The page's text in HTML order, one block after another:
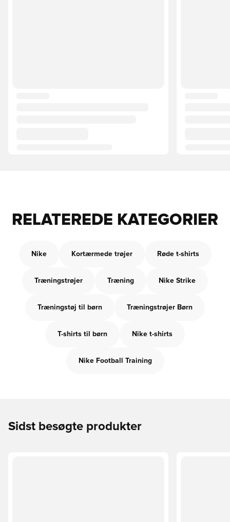
RELATEREDE KATEGORIER
Nike Kortærmede trøjer Røde t-shirts
Træningstrøjer Træning Nike Strike
Træningstøj til børn Træningstrøjer Børn
T-shirts til børn Nike t-shirts
Nike Football Training
Sidst besøgte produkter